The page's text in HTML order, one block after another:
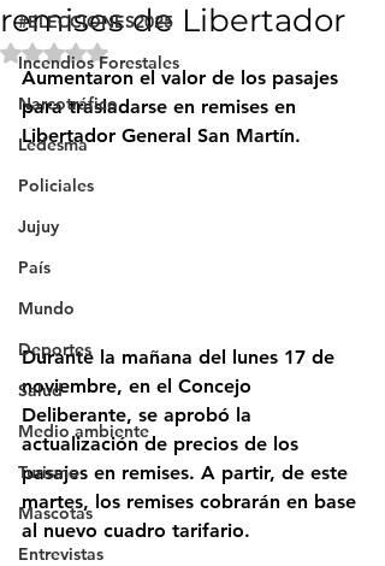
#ELECCIONES2025
Incendios Forestales
Narcotráfico
Ledesma
Policiales
Jujuy
País
Mundo
Deportes
Salud
Medio ambiente
Turismo
Mascotas
Entrevistas
remises de Libertador
Obtuvo NaN de 5 estrellas.
Aumentaron el valor de los pasajes
para trasladarse en remises en
Libertador General San Martín.
Durante la mañana del lunes 17 de
noviembre, en el Concejo
Deliberante, se aprobó la
actualización de precios de los
pasajes en remises. A partir, de este
martes, los remises cobrarán en base
al nuevo cuadro tarifario.